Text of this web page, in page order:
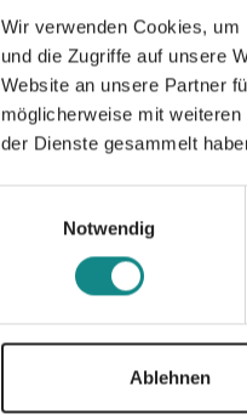
Wir verwenden Cookies,
und die Zugriffe auf unsere
Website an unsere Partner
möglicherweise mit
der Dienste gesammelt
Notwendig
Ablehnen